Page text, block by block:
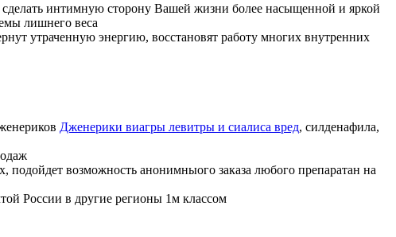
интимную сторону Вашей жизни более насыщенной и яркой
лишнего веса
утраченную энергию, восстановят работу многих внутренних
Дженерики виагры левитры и сиалиса вред, силденафила,
подойдет возможность анонимныого заказа любого препаратан на
России в другие регионы 1м классом